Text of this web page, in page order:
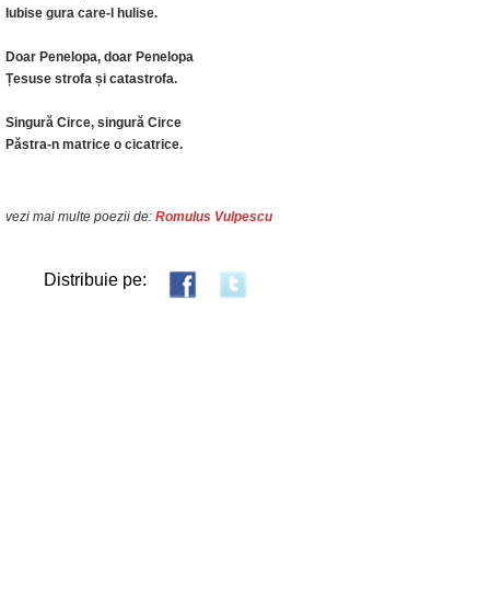
Iubise gura care-l hulise.
Doar Penelopa, doar Penelopa
Țesuse strofa și catastrofa.
Singură Circe, singură Circe
Păstra-n matrice o cicatrice.
vezi mai multe poezii de: Romulus Vulpescu
Distribuie pe: